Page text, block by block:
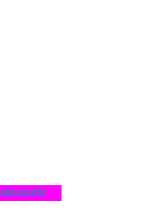
MAGAZIN